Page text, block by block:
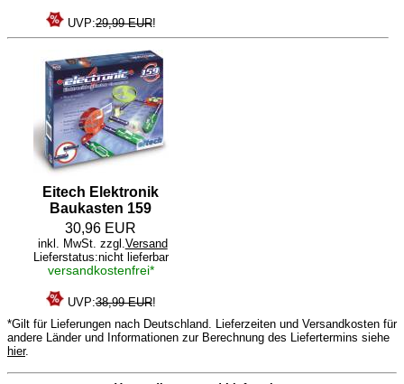
UVP:29,99 EUR!
Eitech Elektronik
Baukasten 159
30,96 EUR
inkl. MwSt. zzgl. Versand
Lieferstatus:nicht lieferbar
versandkostenfrei*
UVP:38,99 EUR!
*Gilt für Lieferungen nach Deutschland. Lieferzeiten und Versandkosten für
andere Länder und Informationen zur Berechnung des Liefertermins siehe
hier.